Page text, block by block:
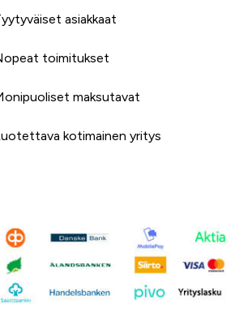
asiakkaat
toimitukset
maksutavat
kotimainen yritys